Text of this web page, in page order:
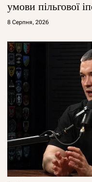
умови пільгової
8 Серпня, 2026